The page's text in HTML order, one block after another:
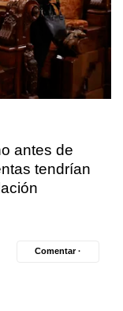
antes de
tendrían
Comentar ·